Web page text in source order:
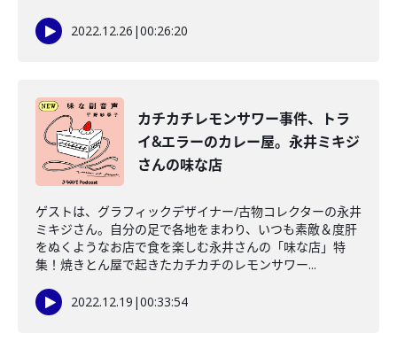
2022.12.26 |00:26:20
カチカチレモンサワー事件、トラ
イ&エラーのカレー屋。永井ミキジ
さんの味な店
ゲストは、グラフィックデザイナー/古物コレクターの永井
ミキジさん。自分の足で各地をまわり、いつも素敵＆度肝
をぬくようなお店で食を楽しむ永井さんの「味な店」特
集！焼きとん屋で起きたカチカチのレモンサワー...
2022.12.19 |00:33:54